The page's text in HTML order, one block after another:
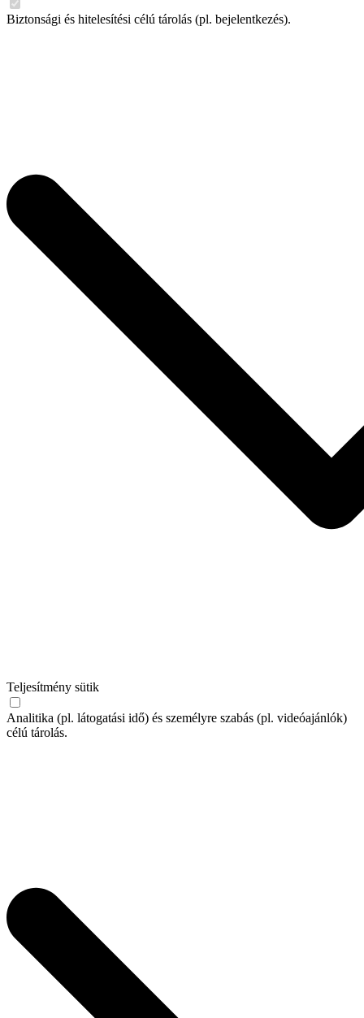
Biztonsági és hitelesítési célú tárolás (pl. bejelentkezés).
Teljesítmény sütik
Analitika (pl. látogatási idő) és személyre szabás (pl. videóajánlók)
célú tárolás.